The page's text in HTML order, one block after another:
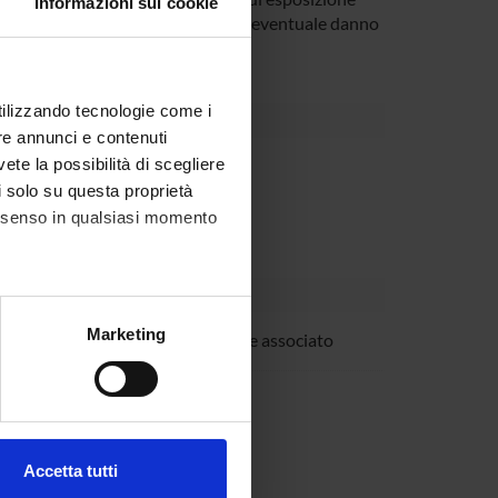
tecnologie come i
annunci e contenuti
la possibilità di scegliere
su questa proprietà
in qualsiasi momento
metro,Marketing
Accetta tutti
alla frequenza e intensità di un eventuale danno
enti vari per la ricerca
Professore associato